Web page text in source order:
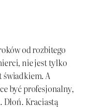
od rozbitego
nie jest tylko
A
być profesjonalny,
Dłoń. Kraciastą